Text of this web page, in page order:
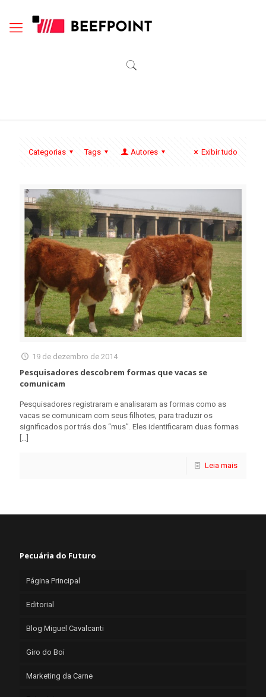
Categorias Tags Autores Exibir tudo
19 de dezembro de 2014
Pesquisadores descobrem formas que vacas se
comunicam
Pesquisadores registraram e analisaram as formas como as
vacas se comunicam com seus filhotes, para traduzir os
significados por trás dos “mus”. Eles identificaram duas formas
Leia mais
Pecuária do Futuro
Página Principal
Editorial
Blog Miguel Cavalcanti
Giro do Boi
Marketing da Carne